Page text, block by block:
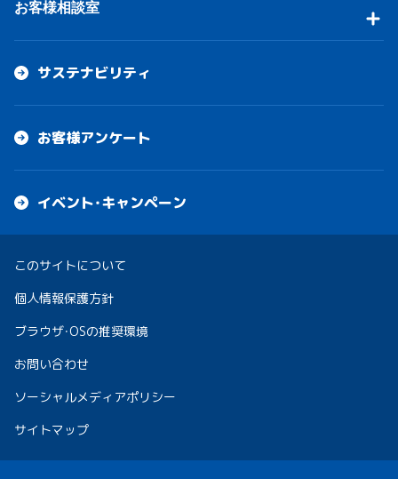
お客様相談室
サステナビリティ
お客様アンケート
イベント・キャンペーン
このサイトについて
個人情報保護方針
ブラウザ・OSの推奨環境
お問い合わせ
ソーシャルメディアポリシー
サイトマップ